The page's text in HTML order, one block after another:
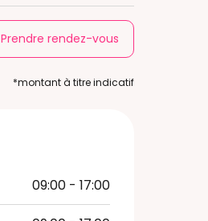
Prendre rendez-vous
*montant à titre indicatif
09:00 - 17:00